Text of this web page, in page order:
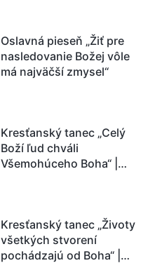
Oslavná pieseň „Žiť pre
nasledovanie Božej vôle
má najväčší zmysel“
Kresťanský tanec „Celý
Boží ľud chváli
Všemohúceho Boha“ |
Kresťanský tanec „Životy
všetkých stvorení
pochádzajú od Boha“ |